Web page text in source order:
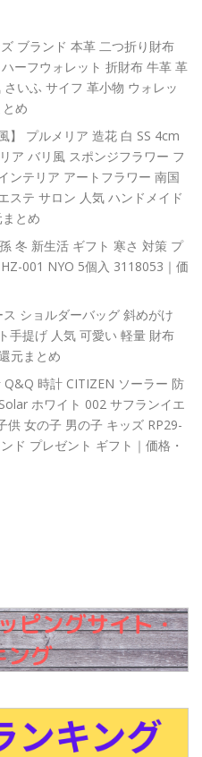
ブランド 本革 二つ折り財布
ーフウォレット 折財布 牛革 革
いふ サイフ 革小物 ウォレッ
め
】 プルメリア 造花 白 SS 4cm
ア バリ風 スポンジフラワー フ
ンテリア アートフラワー 南国
ステ サロン 人気 ハンドメイド
とめ
冬 新生活 ギフト 寒さ 対策 プ
001 NYO 5個入 3118053｜価
ショルダーバッグ 斜めがけ
手提げ 人気 可愛い 軽量 財布
元まとめ
Q&Q 時計 CITIZEN ソーラー 防
ホワイト 002 サフランイエ
供 女の子 男の子 キッズ RP29-
ド プレゼント ギフト｜価格・